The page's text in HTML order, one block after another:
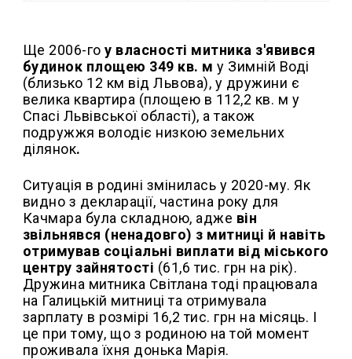
Ще 2006-го у власності митника з'явився
будинок площею 349 кв. м у Зимній Воді
(близько 12 км від Львова), у дружини є
велика квартира (площею в 112,2 кв. м у
Спасі Львівської області), а також
подружжя володіє низкою земельних
ділянок.
Ситуація в родині змінилась у 2020-му. Як
видно з декларації, частина року для
Качмара була складною, адже він
звільнявся (ненадовго) з митниці й навіть
отримував соціальні виплати від міського
центру зайнятості (61,6 тис. грн на рік).
Дружина митника Світлана тоді працювала
на Галицькій митниці та отримувала
зарплату в розмірі 16,2 тис. грн на місяць. І
це при тому, що з родиною на той момент
проживала їхня донька Марія.